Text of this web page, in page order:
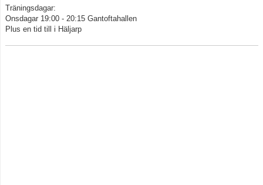
Matcher
Tabell Flickor E norra höst
Träningsdagar:
Onsdagar 19:00 - 20:15 Gantoftahallen
Plus en tid till i Häljarp